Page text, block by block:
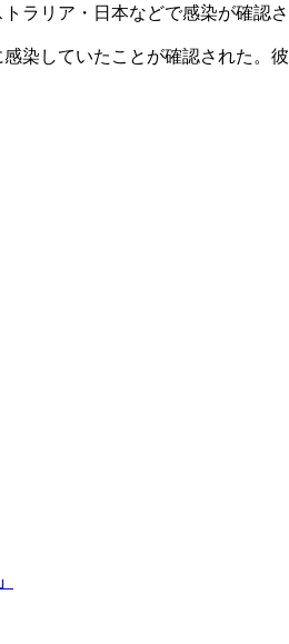
ラリア・日本などで感染が確認さ
染していたことが確認された。